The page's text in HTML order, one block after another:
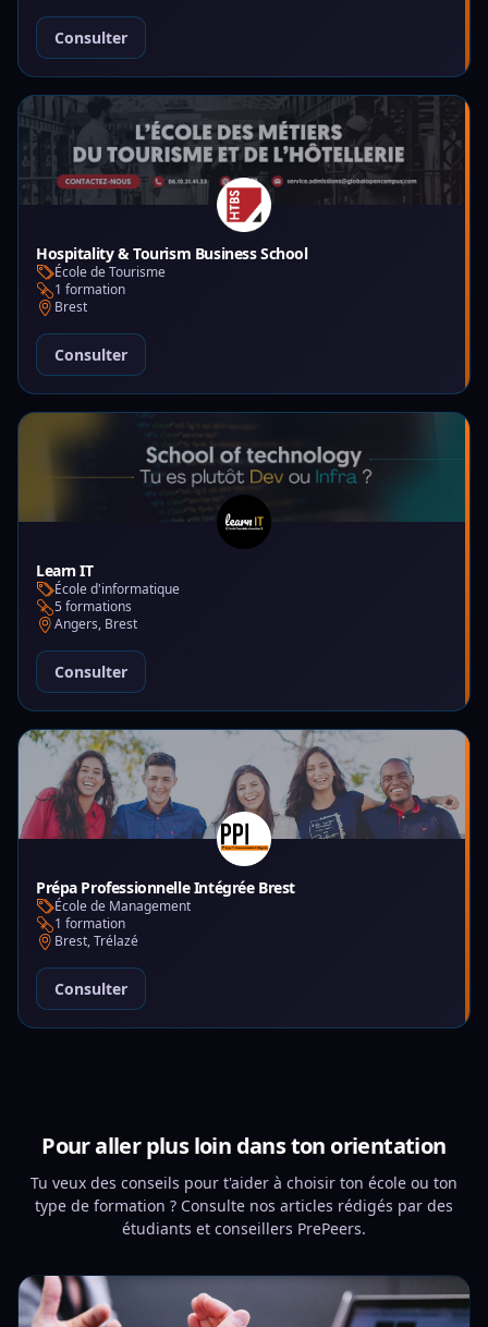
Consulter
Hospitality & Tourism Business School
École de Tourisme
1 formation
Brest
Consulter
Learn IT
École d'informatique
5 formations
Angers, Brest
Consulter
Prépa Professionnelle Intégrée Brest
École de Management
1 formation
Brest, Trélazé
Consulter
Pour aller plus loin dans ton orientation
Tu veux des conseils pour t'aider à choisir ton école ou ton
type de formation ? Consulte nos articles rédigés par des
étudiants et conseillers PrePeers.